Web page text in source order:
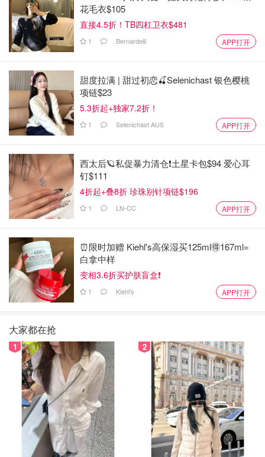
花毛衣$105
直接4.5折！TB四杠卫衣$481
1 Bernardelli APP打开
甜度拉满 | 甜过初恋🍒Selenichast 银色樱桃
项链$23
5.3折起+独家7.2折！
1 Selenichast AUS APP打开
西太后🪐私促暴力清仓❗土星卡包$94 爱心耳
钉$111
4折起+叠8折 珍珠别针项链$196
1 LN-CC APP打开
⏰️限时加赠 Kiehl's高保湿买125ml🉐167ml=
白拿中样
变相3.6折买护肤盲盒❗️
1 Kiehl's APP打开
大家都在抢
1 2